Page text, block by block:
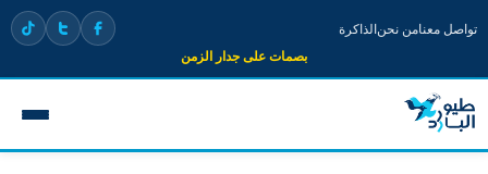
تواصل معنامن نحنالذاكرة
بصمات على جدار الزمن